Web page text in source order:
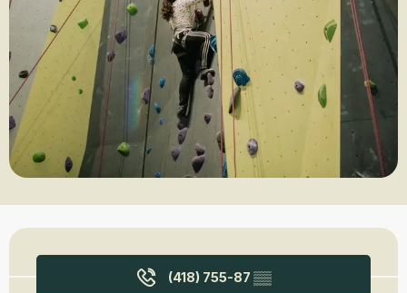
Ouverture et coordonnées
(418) 755-87 ▒▒